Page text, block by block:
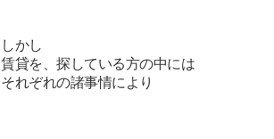
しかし
賃貸を、探している方の中には
それぞれの諸事情により